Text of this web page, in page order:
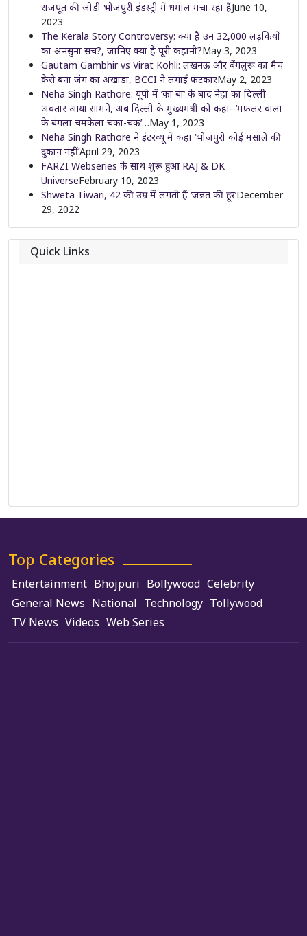
राजपूत की जोड़ी भोजपुरी इंडस्ट्री में धमाल मचा रहा हैंJune 10,
2023
The Kerala Story Controversy: क्या है उन 32,000 लड़कियों
का अनसुना सच?, जानिए क्या है पूरी कहानी?May 3, 2023
Gautam Gambhir vs Virat Kohli: लखनऊ और बेंगलुरू का मैच
कैसे बना जंग का अखाड़ा, BCCI ने लगाई फटकारMay 2, 2023
Neha Singh Rathore: यूपी में ‘का बा’ के बाद नेहा का दिल्ली
अवतार आया सामने, अब दिल्ली के मुख्यमंत्री को कहा- ‘मफ़लर वाला
के बंगला चमकेला चका-चक’…May 1, 2023
Neha Singh Rathore ने इंटरव्यू में कहा ‘भोजपुरी कोई मसाले की
दुकान नहीं’April 29, 2023
FARZI Webseries के साथ शुरू हुआ RAJ & DK
UniverseFebruary 10, 2023
Shweta Tiwari, 42 की उम्र में लगती हैं ‘जन्नत की हूर’December
29, 2022
Quick Links
Top Categories
Entertainment Bhojpuri Bollywood Celebrity
General News National Technology Tollywood
TV News Videos Web Series